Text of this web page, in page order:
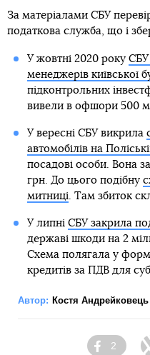
За матеріалами СБУ
податкова служба, що і
У жовтні 2020 року СБУ
менеджерів київської
підконтрольних
вивели в офшори 500
У вересні СБУ викрила
автомобілів на
посадові особи. Вона
грн. До цього подібну
митниці. Там збиток
У липні СБУ закрила
державі шкоди на 2
Схема полягала у
кредитів за ПДВ для
Автор: Костя Андрейковець
2